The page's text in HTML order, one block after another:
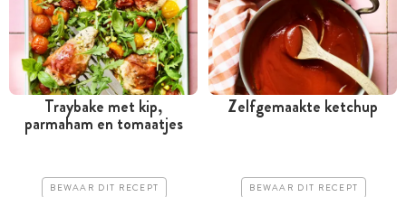
Traybake met kip,
parmaham en tomaatjes
BEWAAR DIT RECEPT
Zelfgemaakte ketchup
BEWAAR DIT RECEPT